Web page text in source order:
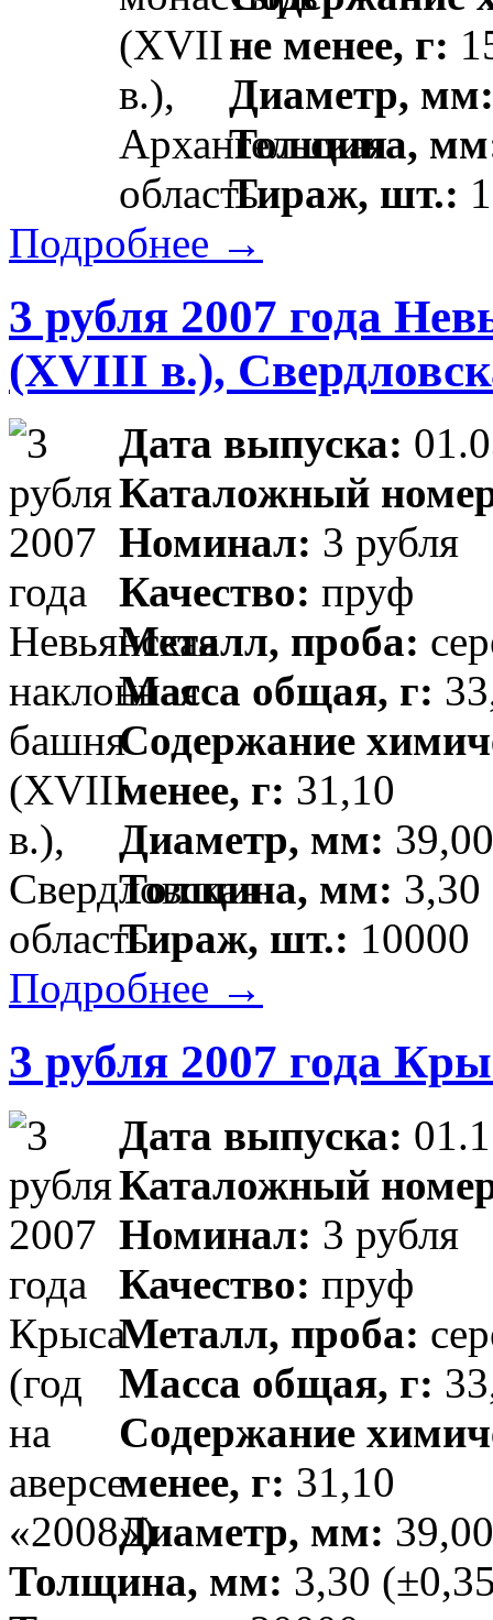
не менее, г:
Диаметр, мм:
Толщина,
Тираж, шт.:
Подробнее →
3 рубля 2007 года
(XVIII в.),
Дата выпуска:
Каталожный
Номинал: 3 рубля
Качество: пруф
Металл, проба:
Масса общая, г:
Содержание
менее, г: 31,10
Диаметр, мм:
Толщина, мм:
Тираж, шт.: 10000
Подробнее →
3 рубля 2007 года
Дата выпуска:
Каталожный
Номинал: 3 рубля
Качество: пруф
Металл, проба:
Масса общая, г:
Содержание
менее, г: 31,10
Диаметр, мм:
Толщина, мм: 3,30